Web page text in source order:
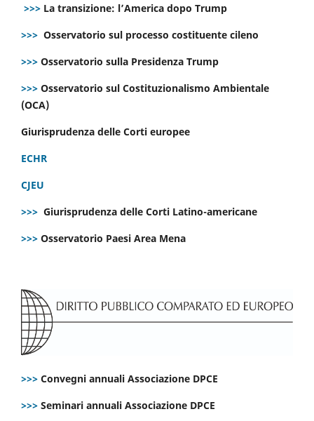
>>> La transizione: l’America dopo Trump
>>> Osservatorio sul processo costituente cileno
>>> Osservatorio sulla Presidenza Trump
>>> Osservatorio sul Costituzionalismo Ambientale
(OCA)
Giurisprudenza delle Corti europee
ECHR
CJEU
>>> Giurisprudenza delle Corti Latino-americane
>>> Osservatorio Paesi Area Mena
>>> Convegni annuali Associazione DPCE
>>> Seminari annuali Associazione DPCE